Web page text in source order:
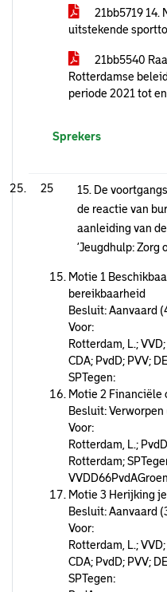
21bb5719 14.
uitstekende
21bb5540
Rotterdamse
periode 2021 tot
Sprekers
25
15. De
de reactie van
aanleiding van
‘Jeugdhulp: Zorg
Motie 1
bereikbaarheid
Besluit: Aanvaard
Voor:
Rotterdam, L.;
CDA; PvdD; PVV;
SPTegen:
Motie 2 Financiële
Besluit: Verworpen
Voor:
Rotterdam, L.;
Rotterdam;
Motie 3 Herijking
Besluit: Aanvaard
Voor:
Rotterdam, L.;
CDA; PvdD; PVV;
SPTegen: